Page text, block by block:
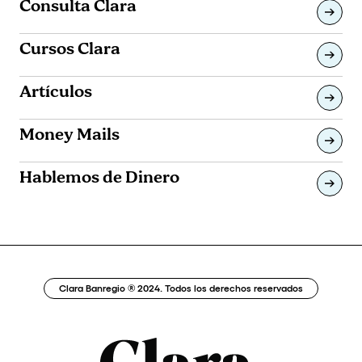
Consulta Clara
Cursos Clara
Artículos
Money Mails
Hablemos de Dinero
Clara Banregio ® 2024. Todos los derechos reservados